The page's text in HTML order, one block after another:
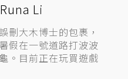
Runa Li
刪大木博士的包裹，
假在一號道路打波波
。目前正在玩買遊戲